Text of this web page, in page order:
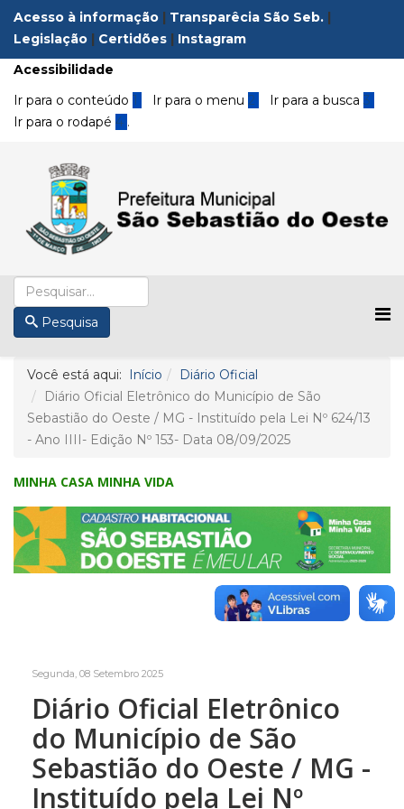
Acesso à informação | Transparêcia São Seb. |
Legislação | Certidões | Instagram
Acessibilidade
Ir para o conteúdo 1 Ir para o menu 2 Ir para a busca3
Ir para o rodapé 4 .
Pesquisa
Você está aqui: Início
Diário Oficial
Diário Oficial Eletrônico do Município de São
Sebastião do Oeste / MG - Instituído pela Lei Nº 624/13
- Ano IIII- Edição Nº 153- Data 08/09/2025
MINHA CASA MINHA VIDA
Segunda, 08 Setembro 2025
Diário Oficial Eletrônico
do Município de São
Sebastião do Oeste / MG -
Instituído pela Lei Nº